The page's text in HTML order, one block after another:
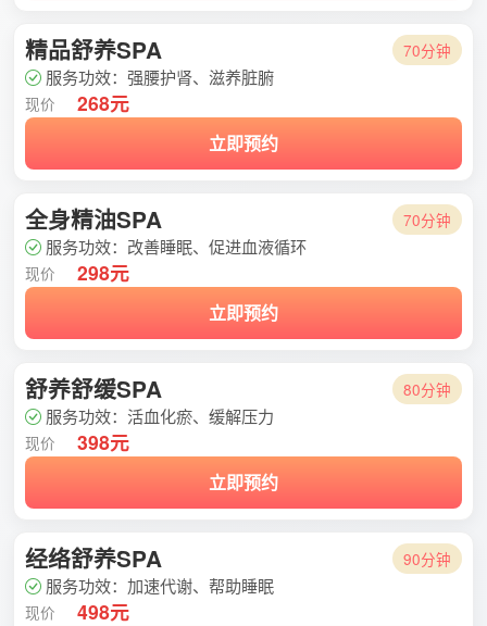
精品舒养SPA 70分钟
服务功效：强腰护肾、滋养脏腑
现价 268元
立即预约
全身精油SPA 70分钟
服务功效：改善睡眠、促进血液循环
现价 298元
立即预约
舒养舒缓SPA 80分钟
服务功效：活血化瘀、缓解压力
现价 398元
立即预约
经络舒养SPA 90分钟
服务功效：加速代谢、帮助睡眠
现价 498元